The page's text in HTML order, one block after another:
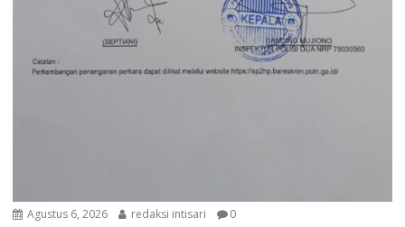
Agustus 6, 2026 redaksi intisari 0